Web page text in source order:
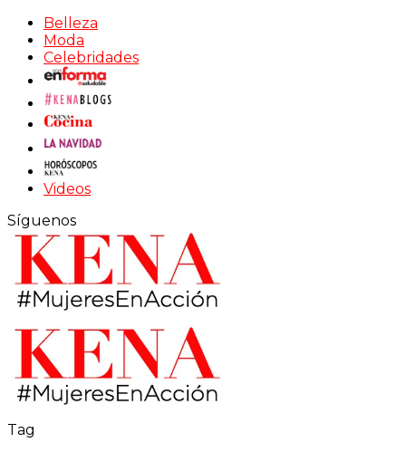
Belleza
Moda
Celebridades
Videos
Síguenos
Tag